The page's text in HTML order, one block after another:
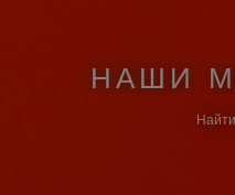
НАШИ